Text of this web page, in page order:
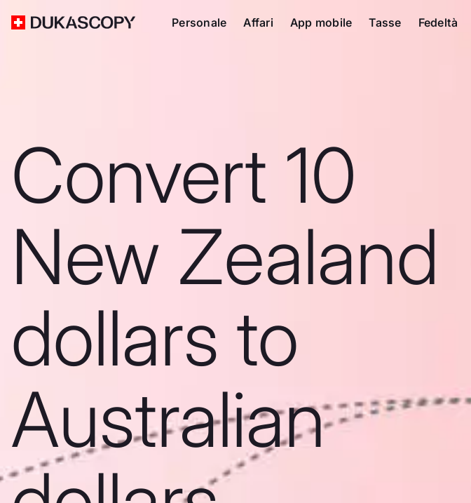
Personale Affari App mobile Tasse Fedeltà
Convert 10
New Zealand
dollars to
Australian